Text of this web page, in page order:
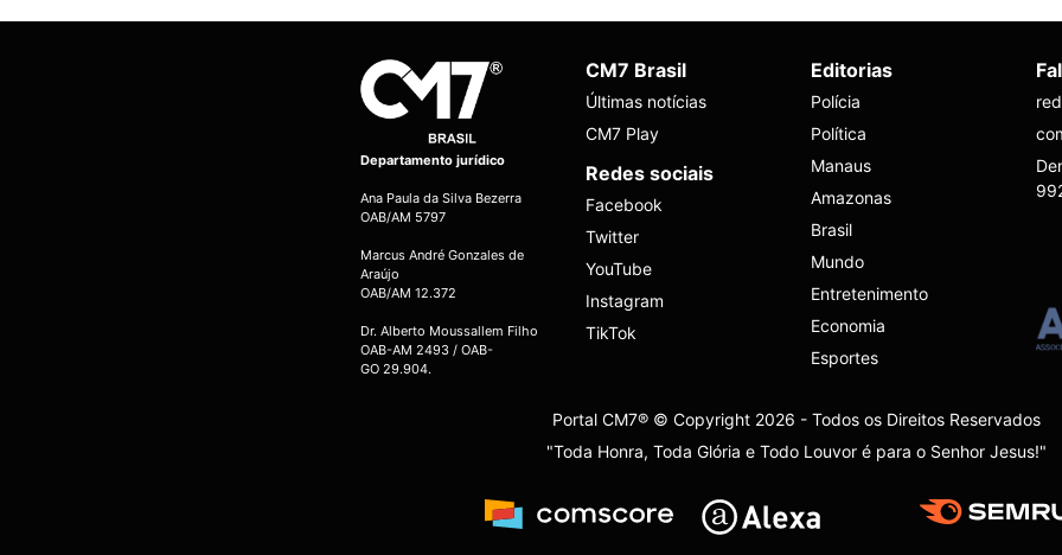
Departamento jurídico
Ana Paula da Silva Bezerra
OAB/AM 5797
Marcus André Gonzales de
Araújo
OAB/AM 12.372
Dr. Alberto Moussallem Filho
OAB-AM 2493 / OAB-
GO 29.904.
CM7 Brasil
Últimas notícias
CM7 Play
Redes sociais
Facebook
Twitter
YouTube
Instagram
TikTok
Editorias
Polícia
Política
Manaus
Amazonas
Brasil
Mundo
Entretenimento
Economia
Esportes
Portal CM7® © Copyright 2026 - Todos os Direitos Reservados
"Toda Honra, Toda Glória e Todo Louvor é para o Senhor Jesus!"